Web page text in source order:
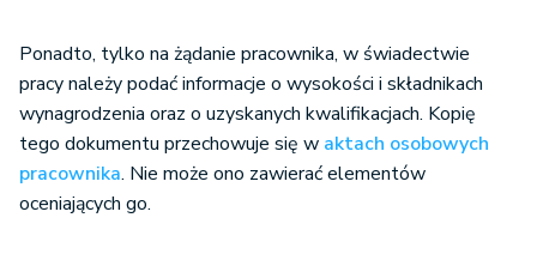
Ponadto, tylko na żądanie pracownika, w świadectwie
pracy należy podać informacje o wysokości i składnikach
wynagrodzenia oraz o uzyskanych kwalifikacjach. Kopię
tego dokumentu przechowuje się w aktach osobowych
pracownika. Nie może ono zawierać elementów
oceniających go.